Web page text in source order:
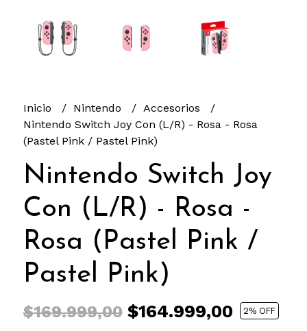
Inicio Nintendo
Accesorios
Nintendo Switch Joy Con (L/R) - Rosa - Rosa
(Pastel Pink / Pastel Pink)
Nintendo Switch Joy
Con (L/R) - Rosa -
Rosa (Pastel Pink /
Pastel Pink)
$169.999,00$164.999,00 2% OFF